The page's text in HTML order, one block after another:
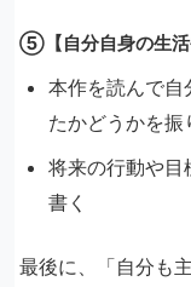
⑤【自分自身の生活
本作を読んで自
たかどうかを振
将来の行動や目
書く
最後に、「自分も